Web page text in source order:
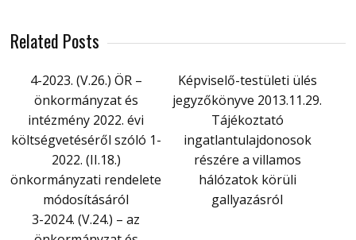
Related Posts
4-2023. (V.26.) ÖR –
önkormányzat és
intézmény 2022. évi
költségvetéséről szóló 1-
2022. (II.18.)
önkormányzati rendelete
módosításáról
Képviselő-testületi ülés
jegyzőkönyve 2013.11.29.
Tájékoztató
ingatlantulajdonosok
részére a villamos
hálózatok körüli
gallyazásról
3-2024. (V.24.) – az